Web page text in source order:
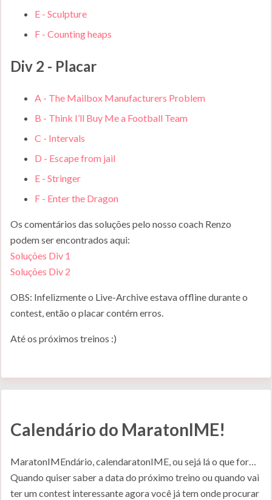
E - Sculpture
F - Counting heaps
Div 2 - Placar
A - The Mailbox Manufacturers Problem
B - Think I’ll Buy Me a Football Team
C - Intervals
D - Escape from jail
E - Stringer
F - Enter the Dragon
Os comentários das soluções pelo nosso coach Renzo
podem ser encontrados aqui:
Soluções Div 1
Soluções Div 2
OBS: Infelizmente o Live-Archive estava offline durante o
contest, então o placar contém erros.
Até os próximos treinos :)
Calendário do MaratonIME!
MaratonIMEndário, calendaratonIME, ou sejá lá o que for…
Quando quiser saber a data do próximo treino ou quando vai
ter um contest interessante agora você já tem onde procurar